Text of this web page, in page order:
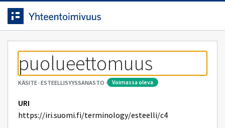
Siirrytty
sivulle
Siirry suoraan sisältöön.
puolueettomuus
KÄSITE· ESTEELLISYYSSANASTO · voimassa oleva
URI
https://iri.suomi.fi/terminology/esteelli/c4